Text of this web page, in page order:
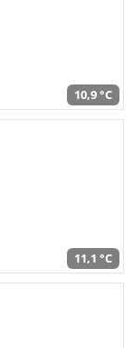
10,9 °C
11,1 °C